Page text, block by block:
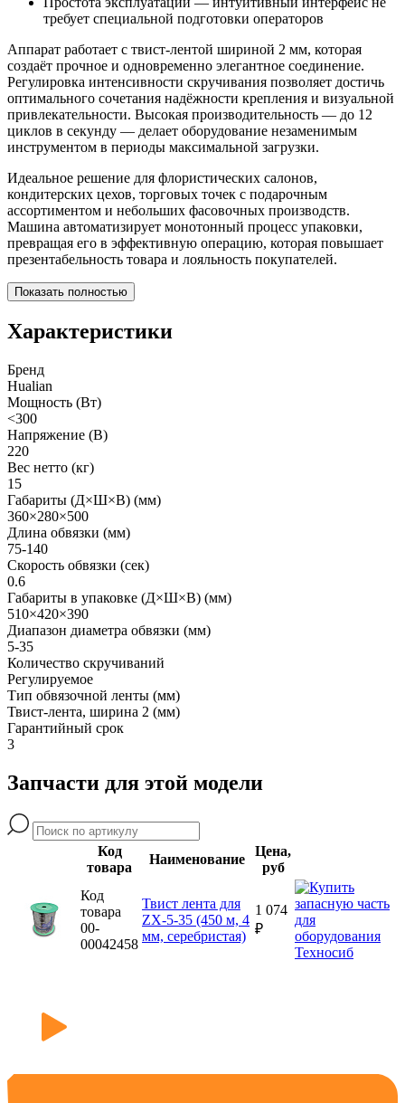
требует специальной подготовки операторов
Аппарат работает с твист-лентой шириной 2 мм, которая
создаёт прочное и одновременно элегантное соединение.
Регулировка интенсивности скручивания позволяет достичь
оптимального сочетания надёжности крепления и визуальной
привлекательности. Высокая производительность — до 12
циклов в секунду — делает оборудование незаменимым
инструментом в периоды максимальной загрузки.
Идеальное решение для флористических салонов,
кондитерских цехов, торговых точек с подарочным
ассортиментом и небольших фасовочных производств.
Машина автоматизирует монотонный процесс упаковки,
превращая его в эффективную операцию, которая повышает
презентабельность товара и лояльность покупателей.
Показать полностью
Характеристики
Бренд
Hualian
Мощность (Вт)
<300
Напряжение (В)
220
Вес нетто (кг)
15
Габариты (Д×Ш×В) (мм)
360×280×500
Длина обвязки (мм)
75-140
Скорость обвязки (сек)
0.6
Габариты в упаковке (Д×Ш×В) (мм)
510×420×390
Диапазон диаметра обвязки (мм)
5-35
Количество скручиваний
Регулируемое
Тип обвязочной ленты (мм)
Твист-лента, ширина 2 (мм)
Гарантийный срок
3
Запчасти для этой модели
Код
товара
Наименование
Цена,
руб
Код
товара
00-
00042458
Твист лента для
ZX-5-35 (450 м, 4
мм, серебристая)
1 074
₽